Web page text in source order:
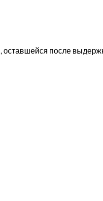
оставшейся после